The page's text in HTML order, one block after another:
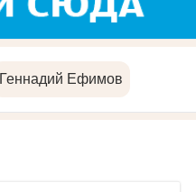
Геннадий Ефимов